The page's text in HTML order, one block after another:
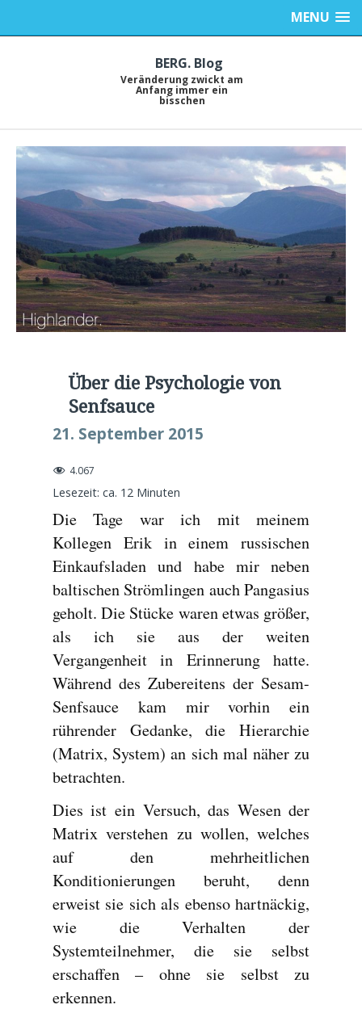
MENU
BERG. Blog
Veränderung zwickt am
Anfang immer ein
bisschen
Über die Psychologie von
Senfsauce
21. September 2015
4.067
Lesezeit: ca. 12 Minuten
Die Tage war ich mit meinem
Kollegen Erik in einem russischen
Einkaufsladen und habe mir neben
baltischen Strömlingen auch Pangasius
geholt. Die Stücke waren etwas größer,
als ich sie aus der weiten
Vergangenheit in Erinnerung hatte.
Während des Zubereitens der Sesam-
Senfsauce kam mir vorhin ein
rührender Gedanke, die Hierarchie
(Matrix, System) an sich mal näher zu
betrachten.
Dies ist ein Versuch, das Wesen der
Matrix verstehen zu wollen, welches
auf den mehrheitlichen
Konditionierungen beruht, denn
erweist sie sich als ebenso hartnäckig,
wie die Verhalten der
Systemteilnehmer, die sie selbst
erschaffen – ohne sie selbst zu
erkennen.